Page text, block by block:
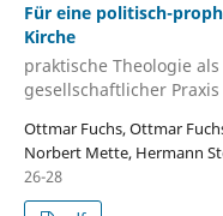
Für eine politisch-
Kirche
praktische Theologie
gesellschaftlicher
Ottmar Fuchs, Ottmar
Norbert Mette, Hermann
26-28